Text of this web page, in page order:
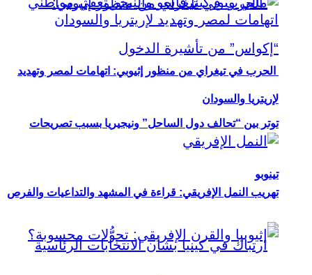
توتر بين “تحالف دول الساحل” ونيجيريا بسبب تصريحات
تينوبو
الحرب في تيغراي من منظور إثيوبي: اتهامات لمصر وتهديد
لإريتريا والسودان
تهريب النمل الإفريقي: قراءة في المشهد والتداعيات والفرص